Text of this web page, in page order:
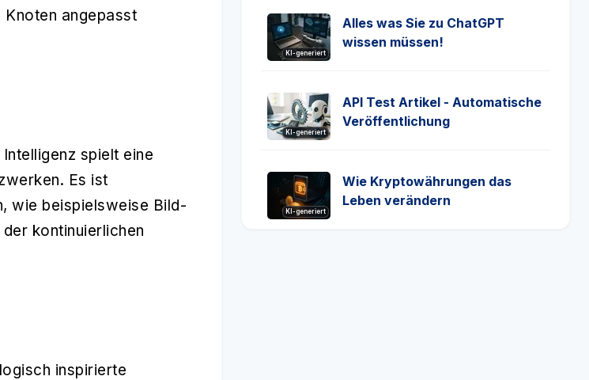
Knoten angepasst
spielt eine
Es ist
wie beispielsweise Bild-
kontinuierlichen
inspirierte
KI-generiert
Alles was Sie zu ChatGPT
wissen müssen!
KI-generiert
API Test Artikel - Automatische
Veröffentlichung
KI-generiert
Wie Kryptowährungen das
Leben verändern